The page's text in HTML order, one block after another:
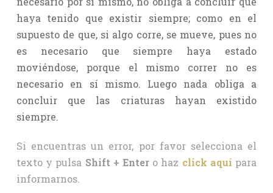
haya tenido que existir siempre; como en el
supuesto de que, si algo corre, se mueve, pues no
es necesario que siempre haya estado
moviéndose, porque el mismo correr no es
necesario en sí mismo. Luego nada obliga a
concluir que las criaturas hayan existido
siempre.
Si encuentras un error, por favor selecciona el
texto y pulsa Shift + Enter o haz click aquí para
informarnos.